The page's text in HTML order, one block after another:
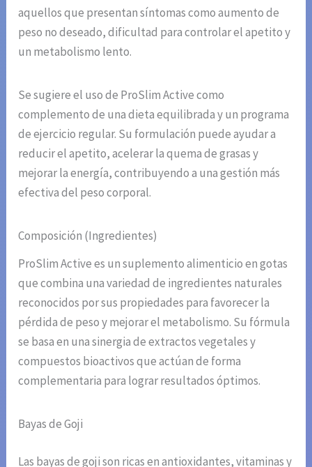
aquellos que presentan síntomas como aumento de
peso no deseado, dificultad para controlar el apetito y
un metabolismo lento.
Se sugiere el uso de ProSlim Active como
complemento de una dieta equilibrada y un programa
de ejercicio regular. Su formulación puede ayudar a
reducir el apetito, acelerar la quema de grasas y
mejorar la energía, contribuyendo a una gestión más
efectiva del peso corporal.
Composición (Ingredientes)
ProSlim Active es un suplemento alimenticio en gotas
que combina una variedad de ingredientes naturales
reconocidos por sus propiedades para favorecer la
pérdida de peso y mejorar el metabolismo. Su fórmula
se basa en una sinergia de extractos vegetales y
compuestos bioactivos que actúan de forma
complementaria para lograr resultados óptimos.
Bayas de Goji
Las bayas de goji son ricas en antioxidantes, vitaminas y